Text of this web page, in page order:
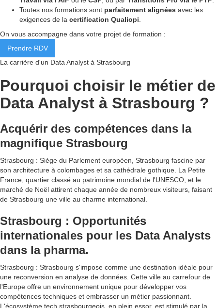
Toutes nos formations sont parfaitement alignées avec les
exigences de la certification Qualiopi
On vous accompagne dans votre projet de formation :
Prendre RDV
La carrière d'un Data Analyst à Strasbourg
Pourquoi choisir le métier de
Data Analyst à Strasbourg ?
Acquérir des compétences dans la
magnifique Strasbourg
Strasbourg : Siège du Parlement européen, Strasbourg fascine par
son architecture à colombages et sa cathédrale gothique. La Petite
France, quartier classé au patrimoine mondial de l'UNESCO, et le
marché de Noël attirent chaque année de nombreux visiteurs, faisant
de Strasbourg une ville au charme international.
Strasbourg : Opportunités
internationales pour les Data Analysts
dans la pharma.
Strasbourg : Strasbourg s'impose comme une destination idéale pour
une reconversion en analyse de données. Cette ville au carrefour de
l'Europe offre un environnement unique pour développer vos
compétences techniques et embrasser un métier passionnant.
L'écosystème tech strasbourgeois, en plein essor, est stimulé par la